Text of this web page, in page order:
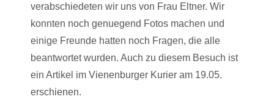
verabschiedeten wir uns von Frau Eltner. Wir
konnten noch genuegend Fotos machen und
einige Freunde hatten noch Fragen, die alle
beantwortet wurden. Auch zu diesem Besuch ist
ein Artikel im Vienenburger Kurier am 19.05.
erschienen.